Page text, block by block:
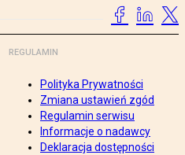
REGULAMIN
Polityka Prywatności
Zmiana ustawień zgód
Regulamin serwisu
Informacje o nadawcy
Deklaracja dostępności